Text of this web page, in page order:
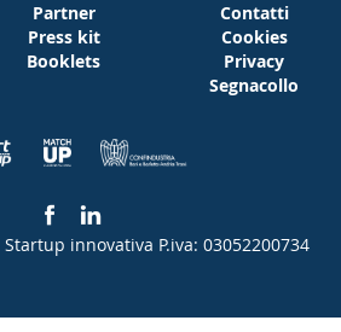
Partner
Press kit
Booklets
Contatti
Cookies
Privacy
Segnacollo
innovativa P.iva: 03052200734